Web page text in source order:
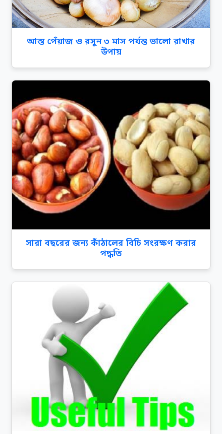
আস্ত পেঁয়াজ ও রসুন ৩ মাস পর্যন্ত ভালো রাখার
উপায়
সারা বছরের জন্য কাঁঠালের বিচি সংরক্ষণ করার
পদ্ধতি